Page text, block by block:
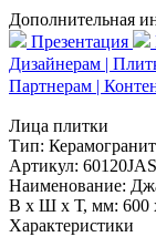
Дополнительная
Презентация
Дизайнерам |
Партнерам |
Лица плитки
Тип: Керамогранит
Артикул:
Наименование:
В x Ш x Т, мм: 600
Характеристики